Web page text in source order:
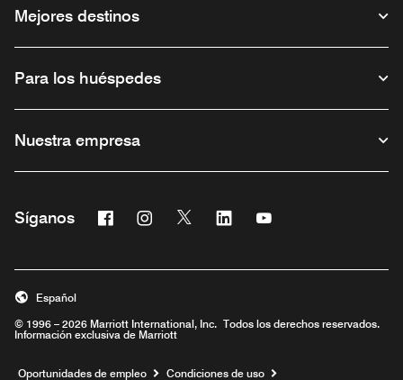
Mejores destinos
Para los huéspedes
Nuestra empresa
Síganos Facebook
Abre una ventana nueva
Instagram
Abre una ventana nueva
Twitter
Abre una ventana nueva
Linkedin
Abre una ventana nueva
Abre una ventana
© 1996 – 2026 Marriott International, Inc. Todos los derechos reservados.
Información exclusiva de Marriott
Español
Oportunidades de empleo Abre una ventana nueva
Condiciones de uso